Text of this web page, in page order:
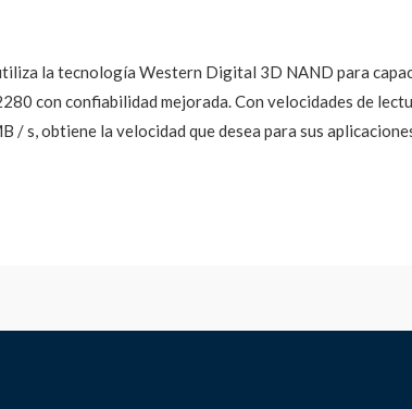
la tecnología Western Digital 3D NAND para
con confiabilidad mejorada. Con velocidades de
/ s, obtiene la velocidad que desea para sus